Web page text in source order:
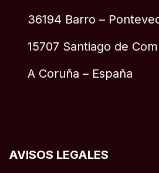
36194 Barro –
15707 Santiago de
A Coruña – España
AVISOS LEGALES